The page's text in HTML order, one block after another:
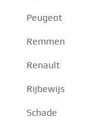
Peugeot
Remmen
Renault
Rijbewijs
Schade